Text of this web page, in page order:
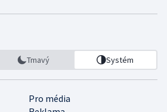
Tmavý Systém
Pro média